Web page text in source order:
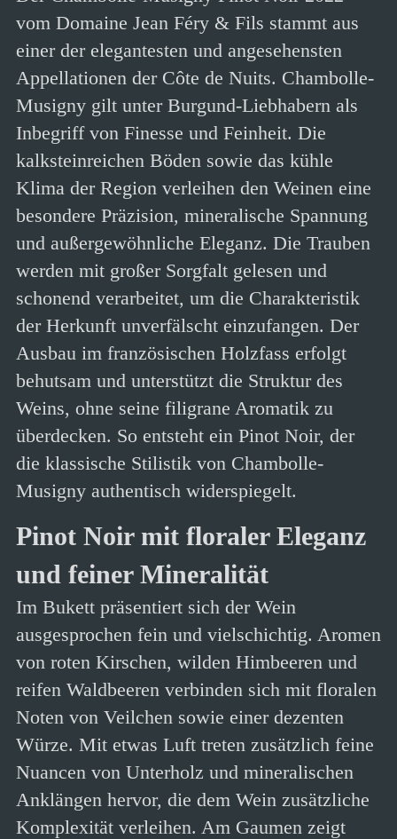
vom Domaine Jean Féry & Fils stammt aus
einer der elegantesten und angesehensten
Appellationen der Côte de Nuits. Chambolle-
Musigny gilt unter Burgund-Liebhabern als
Inbegriff von Finesse und Feinheit. Die
kalksteinreichen Böden sowie das kühle
Klima der Region verleihen den Weinen eine
besondere Präzision, mineralische Spannung
und außergewöhnliche Eleganz. Die Trauben
werden mit großer Sorgfalt gelesen und
schonend verarbeitet, um die Charakteristik
der Herkunft unverfälscht einzufangen. Der
Ausbau im französischen Holzfass erfolgt
behutsam und unterstützt die Struktur des
Weins, ohne seine filigrane Aromatik zu
überdecken. So entsteht ein Pinot Noir, der
die klassische Stilistik von Chambolle-
Musigny authentisch widerspiegelt.
Pinot Noir mit floraler Eleganz
und feiner Mineralität
Im Bukett präsentiert sich der Wein
ausgesprochen fein und vielschichtig. Aromen
von roten Kirschen, wilden Himbeeren und
reifen Waldbeeren verbinden sich mit floralen
Noten von Veilchen sowie einer dezenten
Würze. Mit etwas Luft treten zusätzlich feine
Nuancen von Unterholz und mineralischen
Anklängen hervor, die dem Wein zusätzliche
Komplexität verleihen. Am Gaumen zeigt